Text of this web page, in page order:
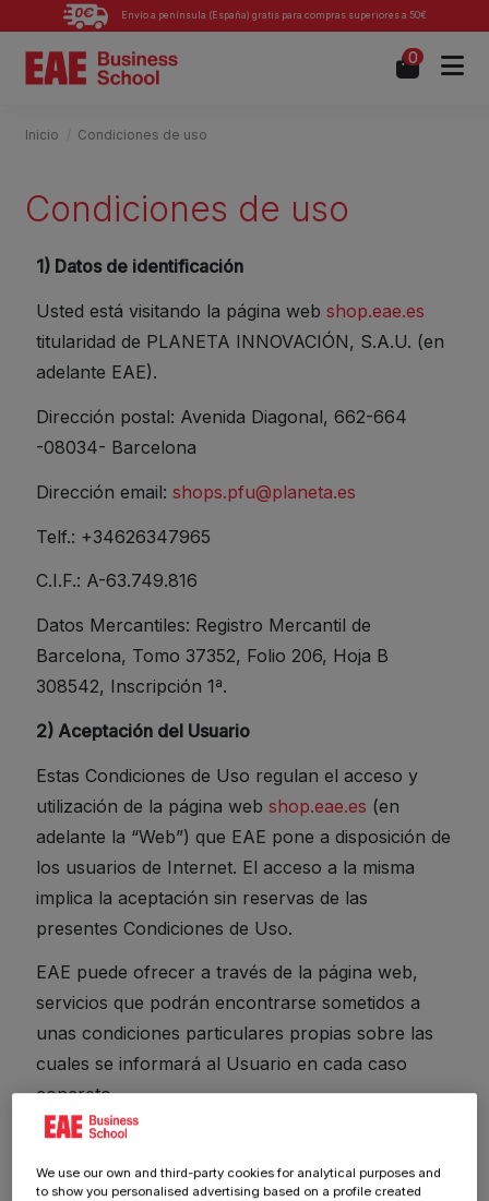
Envío a península (España) gratis para compras superiores a 50€
0
Inicio Condiciones de uso
Condiciones de uso
1) Datos de identificación
Usted está visitando la página webshop.eae.es
titularidad de PLANETA INNOVACIÓN, S.A.U. (en
adelante EAE).
Dirección postal: Avenida Diagonal, 662-664
-08034- Barcelona
Dirección email:shops.pfu@planeta.es
Telf.: +34626347965
C.I.F.: A-63.749.816
Datos Mercantiles: Registro Mercantil de
Barcelona, Tomo 37352, Folio 206, Hoja B
308542, Inscripción 1ª.
2) Aceptación del Usuario
Estas Condiciones de Uso regulan el acceso y
utilización de la página webshop.eae.es (en
adelante la “Web”) que EAE pone a disposición de
los usuarios de Internet. El acceso a la misma
implica la aceptación sin reservas de las
presentes Condiciones de Uso.
EAE puede ofrecer a través de la página web,
servicios que podrán encontrarse sometidos a
unas condiciones particulares propias sobre las
cuales se informará al Usuario en cada caso
concreto.
3) Acceso a la página web y Contraseñas
En general no se exige la previa suscripción o
We use our own and third-party cookies for analytical purposes and
to show you personalised advertising based on a profile created